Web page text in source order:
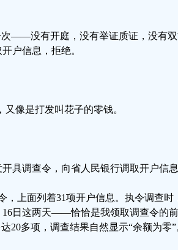
次——没有开庭，没有举证质证，没有
户信息，拒绝。
像是打发叫花子的零钱。
具调查令，向省人民银行调取开户信息
，上面列着31项开户信息。执令调查时
16日这两天——恰恰是我领取调查令的
20多项，调查结果自然显示“余额为零”